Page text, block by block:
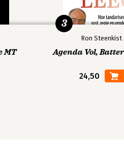
MT
Ron Steenkist
Agenda Vol,
24,50
3